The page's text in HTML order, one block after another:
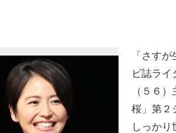
「さす
ビ誌ライ
（５６
桜」第２
しっかり